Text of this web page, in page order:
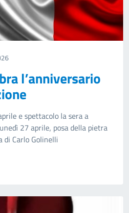
l’anniversario
e spettacolo la sera a
27 aprile, posa della pietra
di Carlo Golinelli